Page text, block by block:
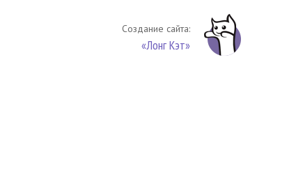
Создание сайта:
«Лонг Кэт»